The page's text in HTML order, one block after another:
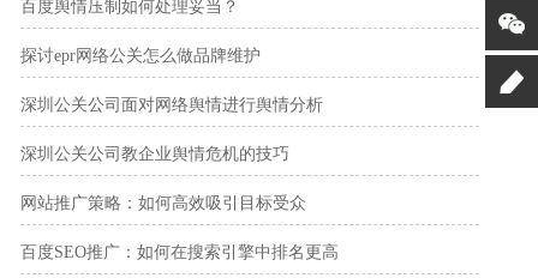
百度舆情压制如何处理妥当？
探讨epr网络公关怎么做品牌维护
深圳公关公司面对网络舆情进行舆情分析
深圳公关公司教企业舆情危机的技巧
网站推广策略：如何高效吸引目标受众
百度SEO推广：如何在搜索引擎中排名更高